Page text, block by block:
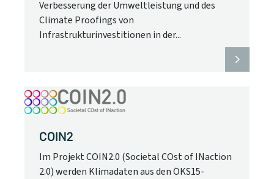
Verbesserung der Umweltleistung und des
Climate Proofings von
Infrastrukturinvestitionen in der...
COIN2
Im Projekt COIN2.0 (Societal COst of INaction
2.0) werden Klimadaten aus den ÖKS15-